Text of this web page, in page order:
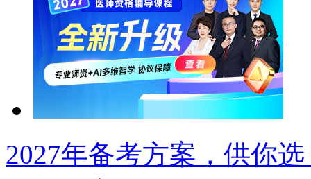
2027年备考方案，供你